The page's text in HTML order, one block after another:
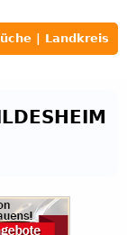
| Landkreis